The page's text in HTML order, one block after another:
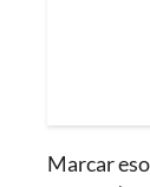
Marcar